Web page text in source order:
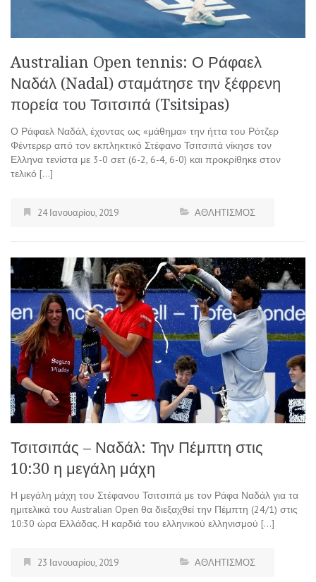
Australian Open tennis: Ο Ράφαελ
Ναδάλ (Nadal) σταμάτησε την ξέφρενη
πορεία του Τσιτσιπά (Tsitsipas)
Ο Ράφαελ Ναδάλ, έχοντας ως «μάθημα» την ήττα του Ρότζερ
Φέντερερ από τον εκπληκτικό Στέφανο Τσιτσιπά νίκησε τον
Ελληνα τενίστα με 3-0 σετ (6-2, 6-4, 6-0) και προκρίθηκε στον
τελικό […]
24 Ιανουαρίου, 2019 ΑΘΛΗΤΙΣΜΟΣ
Τσιτσιπάς – Ναδάλ: Την Πέμπτη στις
10:30 η μεγάλη μάχη
Η μεγάλη μάχη του Στέφανου Τσιτσιπά με τον Ράφα Ναδάλ για τα
ημιτελικά του Australian Open θα διεξαχθεί την Πέμπτη (24/1) στις
10:30 ώρα Ελλάδας. Η καρδιά του ελληνικού ελληνισμού […]
23 Ιανουαρίου, 2019 ΑΘΛΗΤΙΣΜΟΣ